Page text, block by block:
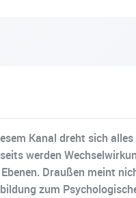
Kanal dreht sich
werden
Draußen meint
zum